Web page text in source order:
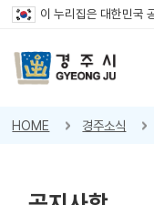
이 누리집은 대한민국
HOME 경주소식